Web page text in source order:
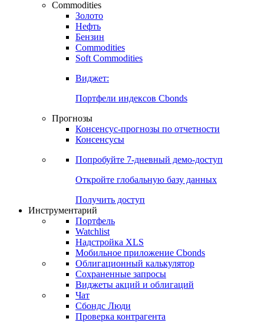
Commodities
Золото
Нефть
Бензин
Commodities
Soft Commodities
Виджет:
Портфели индексов Cbonds
Прогнозы
Консенсус-прогнозы по отчетности
Консенсусы
Попробуйте 7-дневный демо-доступ
Откройте глобальную базу данных
Получить доступ
Инструментарий
Портфель
Watchlist
Надстройка XLS
Мобильное приложение Cbonds
Облигационный калькулятор
Сохраненные запросы
Виджеты акций и облигаций
Чат
Сбондс Люди
Проверка контрагента